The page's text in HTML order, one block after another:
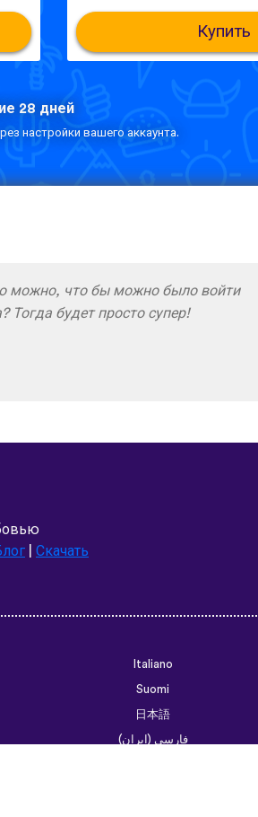
Купить
28 дней
настройки вашего аккаунта.
и запоминаю их хорошо ! Пока все
разработчикам
|Скачать
Suomi
日本語
فارسی (ایران)
Українська